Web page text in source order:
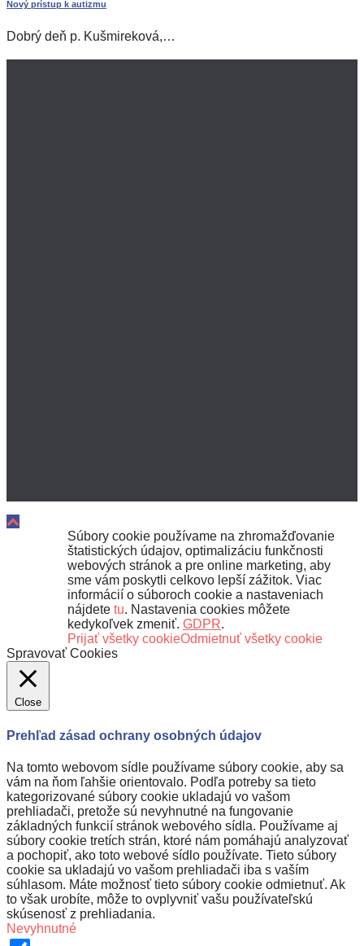
Nový prístup k autizmu
Dobrý deň p. Kušmireková,…
Súbory cookie používame na zhromažďovanie
štatistických údajov, optimalizáciu funkčnosti
webových stránok a pre online marketing, aby
sme vám poskytli celkovo lepší zážitok. Viac
informácií o súboroch cookie a nastaveniach
nájdete tu. Nastavenia cookies môžete
kedykoľvek zmeniť. GDPR.
Prijať všetky cookieOdmietnuť všetky cookie
Spravovať Cookies
Close
Prehľad zásad ochrany osobných údajov
Na tomto webovom sídle používame súbory cookie, aby sa
vám na ňom ľahšie orientovalo. Podľa potreby sa tieto
kategorizované súbory cookie ukladajú vo vašom
prehliadači, pretože sú nevyhnutné na fungovanie
základných funkcií stránok webového sídla. Používame aj
súbory cookie tretích strán, ktoré nám pomáhajú analyzovať
a pochopiť, ako toto webové sídlo používate. Tieto súbory
cookie sa ukladajú vo vašom prehliadači iba s vaším
súhlasom. Máte možnosť tieto súbory cookie odmietnuť. Ak
to však urobíte, môže to ovplyvniť vašu používateľskú
skúsenosť z prehliadania.
Nevyhnutné